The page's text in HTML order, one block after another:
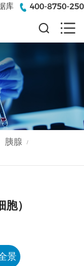
库 400-8750-250
胰腺 /
）
景